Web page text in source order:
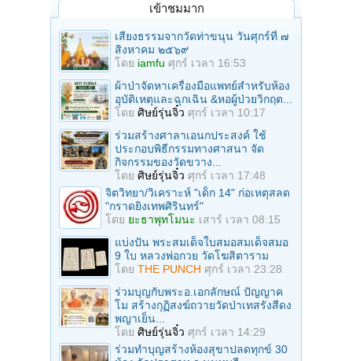
เข้าชมมาก
เสียงธรรมจากวัดท่าขนุน วันศุกร์ที่ ๗
สิงหาคม ๒๕๖๙
โดย iamfu ศุกร์ เวลา 16:53
ผ้าป่าจัดหาเครื่องมือแพทย์สำหรับห้อง
อุบัติเหตุและฉุกเฉิน &หอผู้ป่วยวิกฤต...
โดย ศิษย์รุ่นจิ๋ว ศุกร์ เวลา 10:17
ร่วมสร้างศาลาเอนกประสงค์ ใช้
ประกอบพิธีกรรมทางศาสนา จัด
กิจกรรมของวัดขวาง...
โดย ศิษย์รุ่นจิ๋ว ศุกร์ เวลา 17:48
จิตวิทยา/วิเคราะห์ "เด็ก 14" ก่อเหตุสลด
"กราดยิงเทพศิรินทร์"
โดย ยะธาพุทโมนะ เสาร์ เวลา 08:15
แบ่งปัน พระสมเด็จใบสมอสมเด็จสมอ
9 ใบ หลวงพ่อกวย วัดโฆสิตาราม
โดย THE PUNCH ศุกร์ เวลา 23:28
ร่วมบุญกับพระอ.เอกลักษณ์ ปัญญาค
โม สร้างกุฏิสงฆ์ถวายวัดป่าเทสรังสีดง
พญาเย็น...
โดย ศิษย์รุ่นจิ๋ว ศุกร์ เวลา 14:29
ร่วมทําบุญสร้างห้องสุขาปลดทุกข์ 30